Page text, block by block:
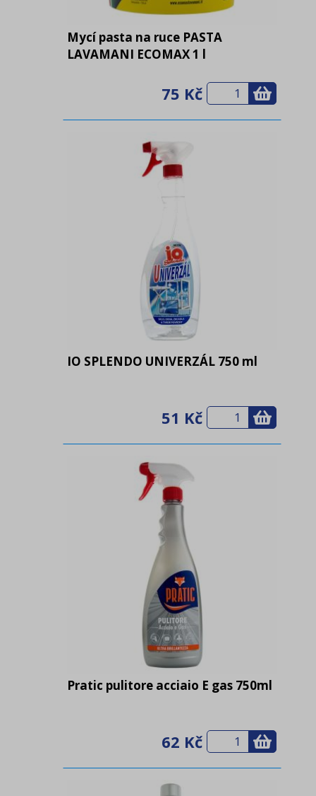
Mycí pasta na ruce PASTA
LAVAMANI ECOMAX 1 l
75 Kč
IO SPLENDO UNIVERZÁL 750 ml
51 Kč
Pratic pulitore acciaio E gas 750ml
62 Kč